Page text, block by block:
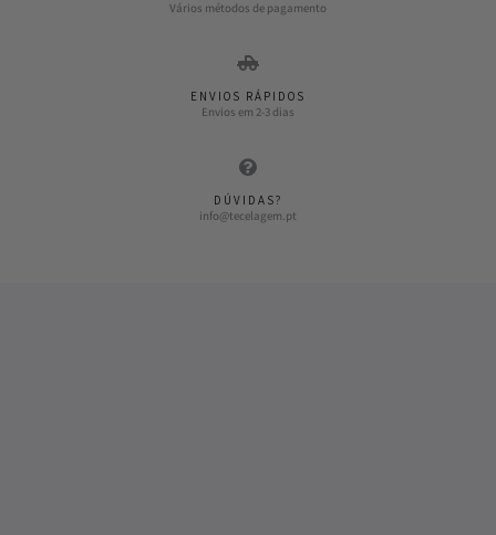
Vários métodos de pagamento
ENVIOS RÁPIDOS
Envios em 2-3 dias
DÚVIDAS?
info@tecelagem.pt